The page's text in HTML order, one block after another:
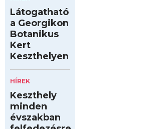
Látogatható
a Georgikon
Botanikus
Kert
Keszthelyen
HÍREK
Keszthely
minden
évszakban